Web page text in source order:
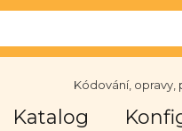
Kódování,
Katalog